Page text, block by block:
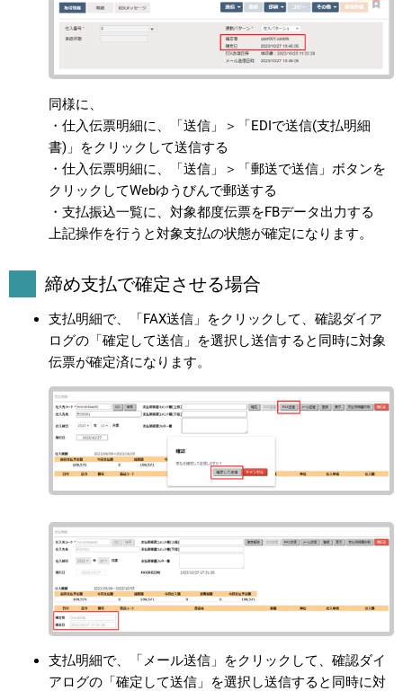
同様に、
・仕入伝票明細に、「送信」＞「EDIで送信(支払明細
書)」をクリックして送信する
・仕入伝票明細に、「送信」＞「郵送で送信」ボタンを
クリックしてWebゆうびんで郵送する
・支払振込一覧に、対象都度伝票をFBデータ出力する
上記操作を行うと対象支払の状態が確定になります。
締め支払で確定させる場合
支払明細で、「FAX送信」をクリックして、確認ダイア
ログの「確定して送信」を選択し送信すると同時に対象
伝票が確定済になります。
支払明細で、「メール送信」をクリックして、確認ダイ
アログの「確定して送信」を選択し送信すると同時に対